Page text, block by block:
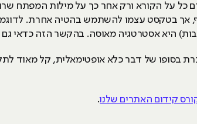
כל על הקורא ורק אחר כך על מילות המפתח
בטקסט עצמו להשתמש בהטיה אחרת. לדוגמה,
היא אסטרטגיה מאוסה. בהקשר הזה כדאי גם
בסופו של דבר כלא אופטימאלית, קל מאוד
קידום האתרים שלנו.